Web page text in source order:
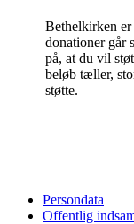
Bethelkirken
donationer går
på, at du vil
beløb tæller,
støtte.
Persondata
Offentlig